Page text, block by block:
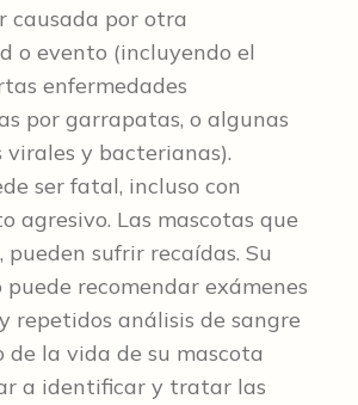
causada por otra
o evento (incluyendo el
enfermedades
por garrapatas, o algunas
virales y bacterianas).
ser fatal, incluso con
agresivo. Las mascotas que
pueden sufrir recaídas. Su
recomendar exámenes
repetidos análisis de sangre
de la vida de su mascota
a identificar y tratar las